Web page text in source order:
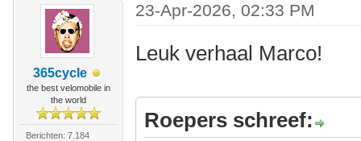
365cycle
the best velomobile in
the world
Berichten: 7.184
23-Apr-2026, 02:33 PM
Leuk verhaal Marco!
Roepers schreef: